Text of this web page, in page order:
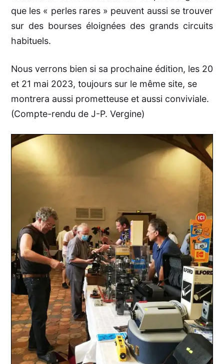
que les « perles rares » peuvent aussi se trouver
sur des bourses éloignées des grands circuits
habituels.
Nous verrons bien si sa prochaine édition, les 20
et 21 mai 2023, toujours sur le même site, se
montrera aussi prometteuse et aussi conviviale.
(Compte-rendu de J-P. Vergine)